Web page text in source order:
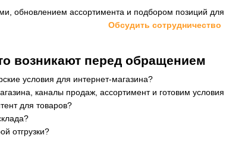
обновлением ассортимента и подбором позиций для
Обсудить сотрудничество
возникают перед обращением
условия для интернет-магазина?
каналы продаж, ассортимент и готовим
для товаров?
отгрузки?